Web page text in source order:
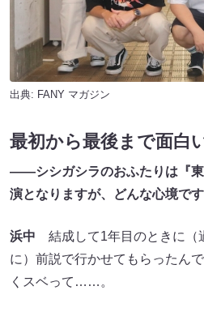
出典: FANY マガジン
最初から最後まで面白
――シシガシラのおふたりは『
演となりますが、どんな心境です
浜中 結成して1年目のときに（
に）前説で行かせてもらったん
くスベって……。